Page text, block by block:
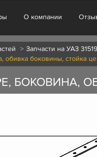
О компании
Запчасти на УАЗ 31519
обивка боковины, стойка
БОКОВИНА,